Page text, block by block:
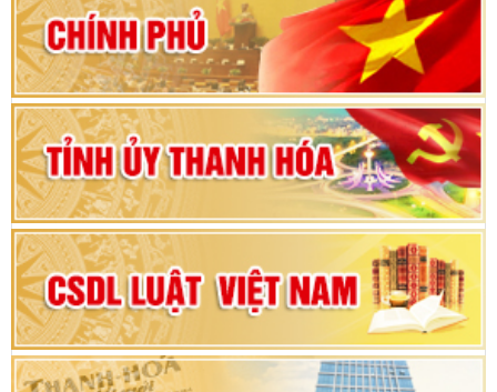
80 năm Quốc hội Việt Nam: vì lợi ích Nhân dân,
vì sự phát triển của đất nước
Bộ Chính trị duyệt nội dung Đại hội đại biểu
Đảng bộ tỉnh Thanh Hóa lần thứ XX, nhiệm kỳ
2025 - 2030
Đại hội đại biểu Đảng bộ xã Yên Thọ lần thứ I,
nhiệm kỳ 2025 – 2030
Đại hội Đảng bộ xã Yên Ninh lần thứ nhất,
nhiệm kỳ 2025 - 2030
Khai mạc Kỳ họp bất thường lần thứ 9, Quốc
hội khóa XV